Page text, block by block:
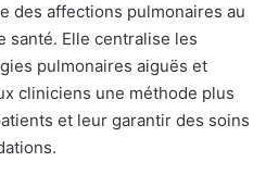
r
i
e
l
des affections pulmonaires au
santé. Elle centralise les
pulmonaires aiguës et
cliniciens une méthode plus
et leur garantir des soins